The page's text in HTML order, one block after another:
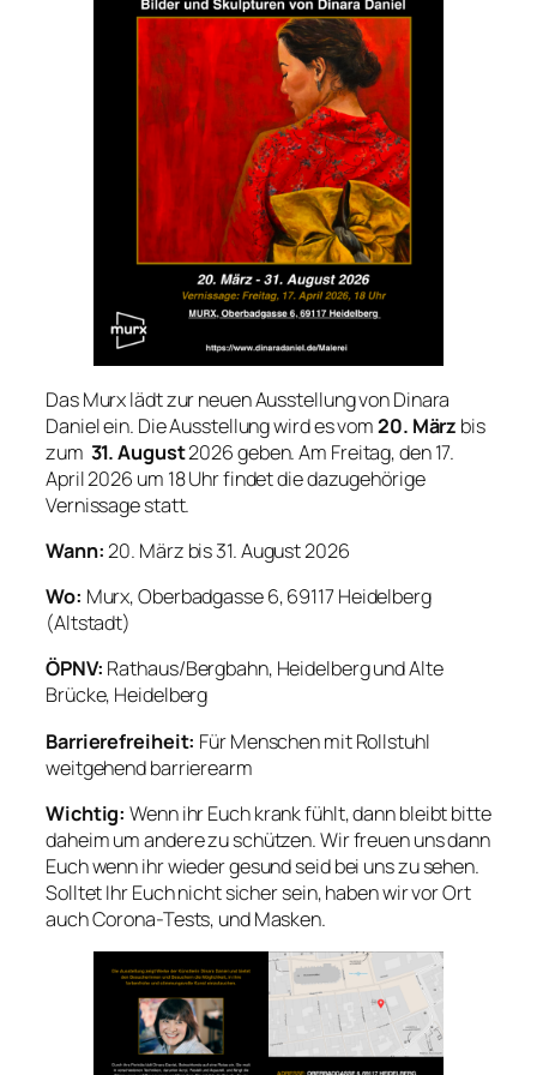
Das Murx lädt zur neuen Ausstellung von Dinara
Daniel ein. Die Ausstellung wird es vom20. März bis
zum 31. August2026 geben. Am Freitag, den 17.
April 2026 um 18 Uhr findet die dazugehörige
Vernissage statt.
Wann:20. März bis 31. August 2026
Wo: Murx, Oberbadgasse 6, 69117 Heidelberg
(Altstadt)
ÖPNV: Rathaus/Bergbahn, Heidelberg und Alte
Brücke, Heidelberg
Barrierefreiheit: Für Menschen mit Rollstuhl
weitgehend barrierearm
Wichtig: Wenn ihr Euch krank fühlt, dann bleibt bitte
daheim um andere zu schützen. Wir freuen uns dann
Euch wenn ihr wieder gesund seid bei uns zu sehen.
Solltet Ihr Euch nicht sicher sein, haben wir vor Ort
auch Corona-Tests, und Masken.